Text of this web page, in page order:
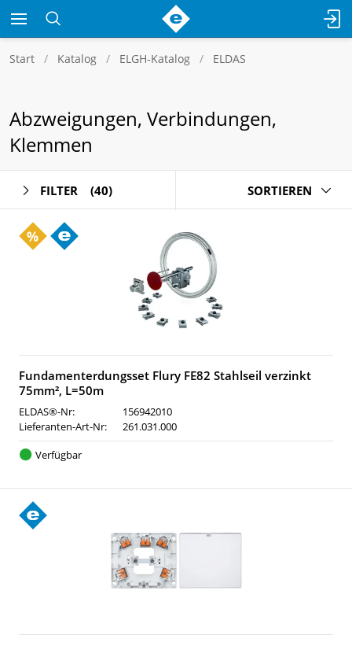
Start Katalog ELGH-Katalog ELDAS
Abzweigungen, Verbindungen,
Klemmen
FILTER (40) SORTIEREN
Fundamenterdungsset Flury FE82 Stahlseil verzinkt
75mm², L=50m
ELDAS®-Nr:
156942010
Lieferanten-Art-Nr:
261.031.000
Verfügbar